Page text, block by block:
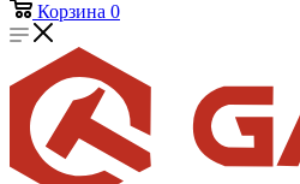
Корзина 0